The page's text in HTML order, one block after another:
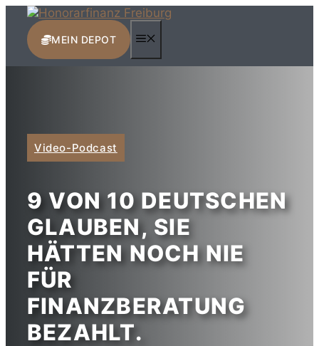
Zum
Inhalt
springenMEIN DEPOT
Video-Podcast
9 VON 10 DEUTSCHEN
GLAUBEN, SIE
HÄTTEN NOCH NIE
FÜR
FINANZBERATUNG
BEZAHLT.